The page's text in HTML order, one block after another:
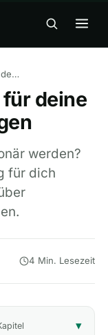
▾
15 Kostenlose Tools für deine Aktien Entscheidungen
für deine
werden?
für dich
4 Min. Lesezeit